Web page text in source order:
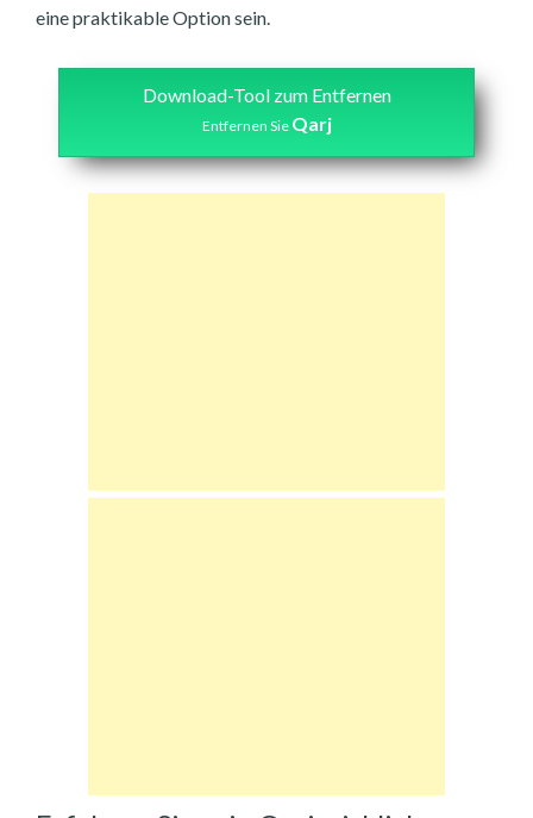
eine praktikable Option sein.
Download-Tool zum Entfernen
Entfernen Sie Qarj